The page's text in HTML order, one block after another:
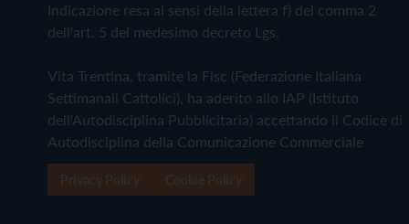
Indicazione resa ai sensi della lettera f) del comma 2
dell'art. 5 del medesimo decreto Lgs.
Vita Trentina, tramite la Fisc (Federazione Italiana
Settimanali Cattolici), ha aderito allo IAP (Istituto
dell'Autodisciplina Pubblicitaria) accettando il Codice di
Autodisciplina della Comunicazione Commerciale